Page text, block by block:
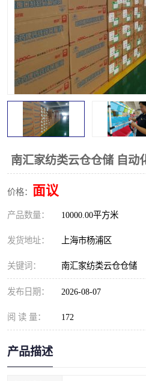
南汇家纺类云仓仓储 自动
价格： 面议
产品数量： 10000.00平方米
发货地址： 上海市杨浦区
关键词： 南汇家纺类云仓仓储
发布日期： 2026-08-07
阅 读 量： 172
产品描述
仓储
上海托管仓库